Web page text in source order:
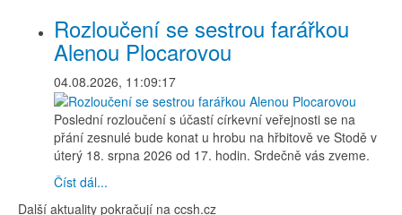
Rozloučení se sestrou farářkou
Alenou Plocarovou
04.08.2026, 11:09:17
Poslední rozloučení s účastí církevní veřejnosti se na
přání zesnulé bude konat u hrobu na hřbitově ve Stodě v
úterý 18. srpna 2026 od 17. hodin. Srdečně vás zveme.
Číst dál...
Další aktuality pokračují na ccsh.cz